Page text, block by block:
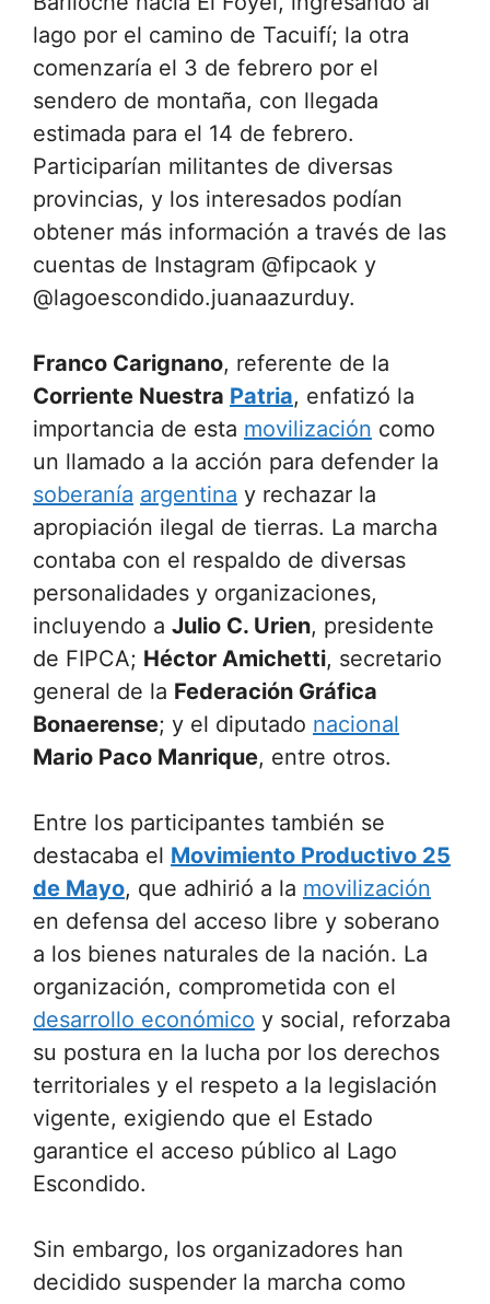
lago por el camino de Tacuifí; la otra
comenzaría el 3 de febrero por el
sendero de montaña, con llegada
estimada para el 14 de febrero.
Participarían militantes de diversas
provincias, y los interesados podían
obtener más información a través de las
cuentas de Instagram @fipcaok y
@lagoescondido.juanaazurduy.
Franco Carignano, referente de la
Corriente Nuestra Patria, enfatizó la
importancia de esta movilización como
un llamado a la acción para defender la
soberanía argentina y rechazar la
apropiación ilegal de tierras. La marcha
contaba con el respaldo de diversas
personalidades y organizaciones,
incluyendo a Julio C. Urien, presidente
de FIPCA; Héctor Amichetti, secretario
general de la Federación Gráfica
Bonaerense; y el diputado nacional
Mario Paco Manrique, entre otros.
Entre los participantes también se
destacaba el Movimiento Productivo 25
de Mayo, que adhirió a la movilización
en defensa del acceso libre y soberano
a los bienes naturales de la nación. La
organización, comprometida con el
desarrollo económico y social, reforzaba
su postura en la lucha por los derechos
territoriales y el respeto a la legislación
vigente, exigiendo que el Estado
garantice el acceso público al Lago
Escondido.
Sin embargo, los organizadores han
decidido suspender la marcha como